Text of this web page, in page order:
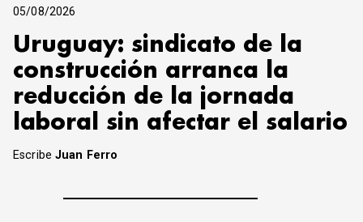
05/08/2026
Uruguay: sindicato de la
construcción arranca la
reducción de la jornada
laboral sin afectar el salario
EscribeJuan Ferro